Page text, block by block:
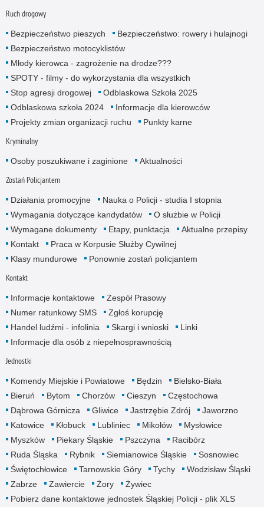
Ruch drogowy
Bezpieczeństwo pieszych
Bezpieczeństwo: rowery i hulajnogi
Bezpieczeństwo motocyklistów
Młody kierowca - zagrożenie na drodze???
SPOTY - filmy - do wykorzystania dla wszystkich
Stop agresji drogowej
Odblaskowa Szkoła 2025
Odblaskowa szkoła 2024
Informacje dla kierowców
Projekty zmian organizacji ruchu
Punkty karne
Kryminalny
Osoby poszukiwane i zaginione Aktualności
Zostań Policjantem
Działania promocyjne
Nauka o Policji - studia I stopnia
Wymagania dotyczące kandydatów
O służbie w Policji
Wymagane dokumenty
Etapy, punktacja
Aktualne przepisy
Kontakt
Praca w Korpusie Służby Cywilnej
Klasy mundurowe
Ponownie zostań policjantem
Kontakt
Informacje kontaktowe
Zespół Prasowy
Numer ratunkowy SMS
Zgłoś korupcję
Handel ludźmi - infolinia
Skargi i wnioski
Linki
Informacje dla osób z niepełnosprawnością
Jednostki
Komendy Miejskie i Powiatowe Będzin
Bielsko-Biała
Bieruń
Bytom Chorzów Cieszyn
Częstochowa
Dąbrowa Górnicza
Gliwice Jastrzębie Zdrój
Jaworzno
Katowice
Kłobuck Lubliniec Mikołów
Mysłowice
Myszków
Piekary Śląskie Pszczyna
Racibórz
Ruda Śląska
Rybnik Siemianowice Śląskie
Sosnowiec
Świętochłowice
Tarnowskie Góry Tychy
Wodzisław Śląski
Zabrze
Zawiercie Żory
Żywiec
Pobierz dane kontaktowe jednostek Śląskiej Policji - plik XLS